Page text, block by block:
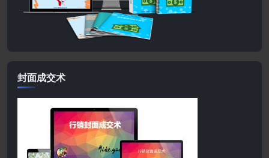
封面成交术